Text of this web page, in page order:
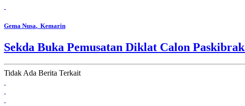
Gema Nusa, Kemarin
Sekda Buka Pemusatan Diklat Calon
Tidak Ada Berita Terkait